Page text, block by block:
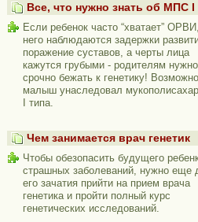
Все, что нужно знать об МПС I
Если ребенок часто “хватает”
него наблюдаются задержки
поражение суставов, а черты лица
кажутся грубыми - родителям нужно
срочно бежать к генетику!
малыш унаследовал
I типа.
Чем занимается врач генетик
Чтобы обезопасить будущего
страшных заболеваний, нужно еще
его зачатия прийти на прием врача
генетика и пройти полный курс
генетических исследований.